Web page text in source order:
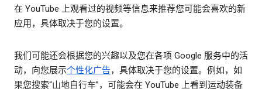
在 YouTube 上观看过的视频等信息来推荐您可能会喜欢的新
应用，具体取决于您的设置。
我们可能还会根据您的兴趣以及您在各项 Google 服务中的活
动，向您展示个性化广告，具体取决于您的设置。例如，如
果您搜索“山地自行车”，可能会在 YouTube 上看到运动装备